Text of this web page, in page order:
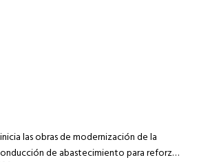
las obras de modernización de la
de abastecimiento para reforzar